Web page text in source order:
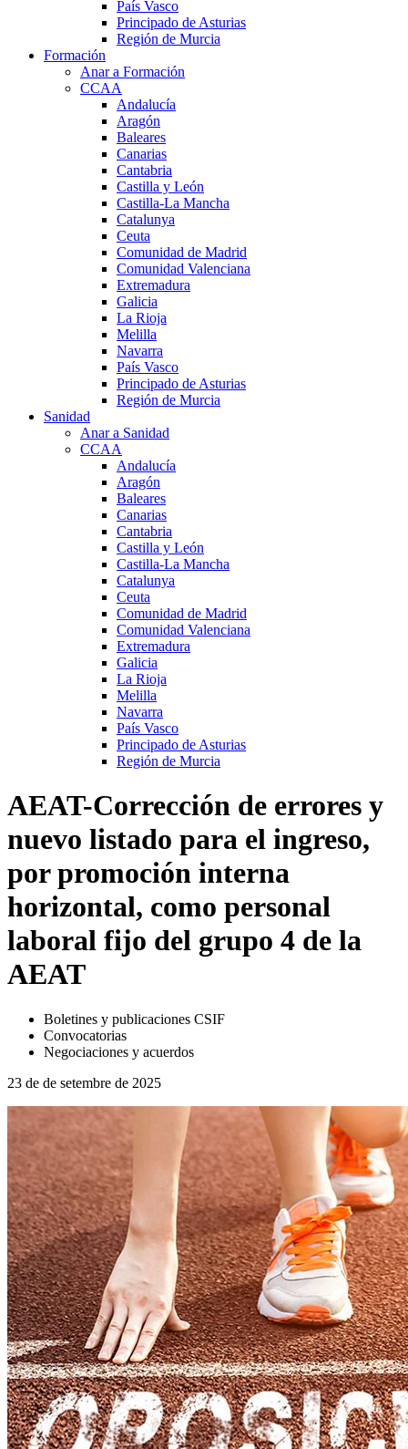
País Vasco
Principado de Asturias
Región de Murcia
Formación
Anar a Formación
CCAA
Andalucía
Aragón
Baleares
Canarias
Cantabria
Castilla y León
Castilla-La Mancha
Catalunya
Ceuta
Comunidad de Madrid
Comunidad Valenciana
Extremadura
Galicia
La Rioja
Melilla
Navarra
País Vasco
Principado de Asturias
Región de Murcia
Sanidad
Anar a Sanidad
CCAA
Andalucía
Aragón
Baleares
Canarias
Cantabria
Castilla y León
Castilla-La Mancha
Catalunya
Ceuta
Comunidad de Madrid
Comunidad Valenciana
Extremadura
Galicia
La Rioja
Melilla
Navarra
País Vasco
Principado de Asturias
Región de Murcia
AEAT-Corrección de errores y
nuevo listado para el ingreso,
por promoción interna
horizontal, como personal
laboral fijo del grupo 4 de la
AEAT
Boletines y publicaciones CSIF
Convocatorias
Negociaciones y acuerdos
23 de de setembre de 2025